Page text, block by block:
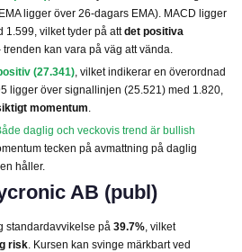
ligger över 26-dagars EMA). MACD ligger
1.599, vilket tyder på attdet positiva
trenden kan vara på väg att vända.
(27.341) , vilket indikerar en överordnad
ligger över signallinjen (25.521) med 1.820,
momentum
daglig och veckovis trend är bullish
tecken på avmattning på daglig
håller.
AB (publ)
standardavvikelse på 39.7% , vilket
risk . Kursen kan svinge märkbart ved